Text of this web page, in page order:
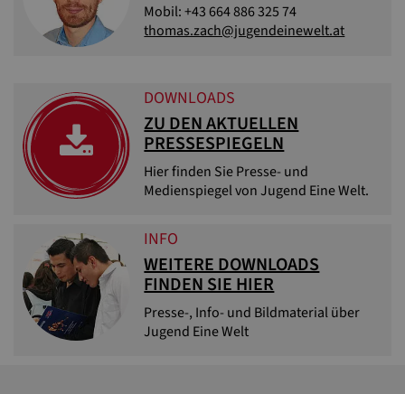
Mobil: +43 664 886 325 74
thomas.zach@jugendeinewelt.at
DOWNLOADS
ZU DEN AKTUELLEN
PRESSESPIEGELN
Hier finden Sie Presse- und
Medienspiegel von Jugend Eine Welt.
INFO
WEITERE DOWNLOADS
FINDEN SIE HIER
Presse-, Info- und Bildmaterial über
Jugend Eine Welt